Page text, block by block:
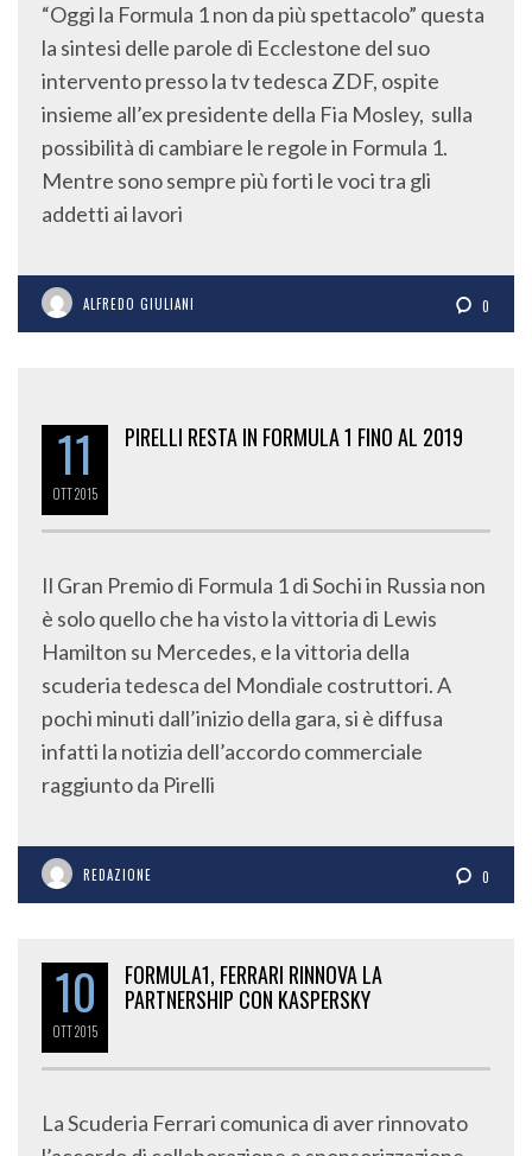
“Oggi la Formula 1 non da più spettacolo” questa
la sintesi delle parole di Ecclestone del suo
intervento presso la tv tedesca ZDF, ospite
insieme all’ex presidente della Fia Mosley, sulla
possibilità di cambiare le regole in Formula 1.
Mentre sono sempre più forti le voci tra gli
addetti ai lavori
ALFREDO GIULIANI 0
11
OTT2015
PIRELLI RESTA IN FORMULA 1 FINO AL 2019
Il Gran Premio di Formula 1 di Sochi in Russia non
è solo quello che ha visto la vittoria di Lewis
Hamilton su Mercedes, e la vittoria della
scuderia tedesca del Mondiale costruttori. A
pochi minuti dall’inizio della gara, si è diffusa
infatti la notizia dell’accordo commerciale
raggiunto da Pirelli
REDAZIONE 0
10
OTT2015
FORMULA1, FERRARI RINNOVA LA
PARTNERSHIP CON KASPERSKY
La Scuderia Ferrari comunica di aver rinnovato